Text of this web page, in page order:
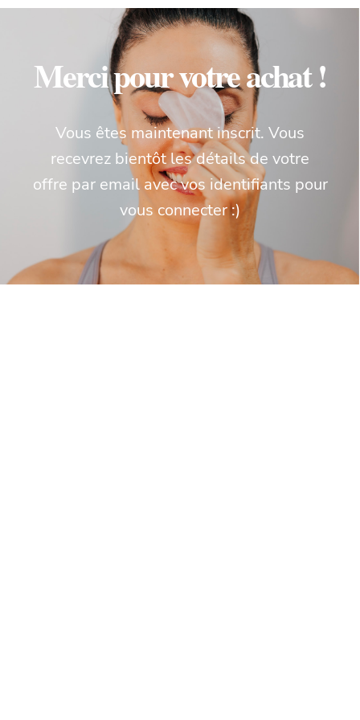
Merci pour votre achat !
Vous êtes maintenant inscrit. Vous
recevrez bientôt les détails de votre
offre par email avec vos identifiants pour
vous connecter :)